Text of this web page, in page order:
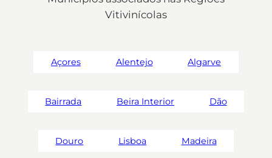
Vitivinícolas
Açores Alentejo Algarve
Bairrada Beira Interior Dão
Douro Lisboa Madeira